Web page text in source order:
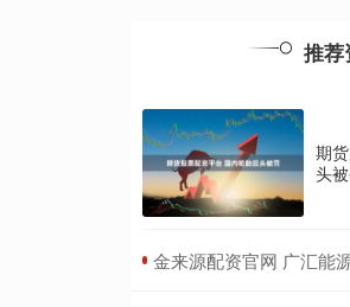
推荐
期
头
金来源配资官网 广汇能源：6